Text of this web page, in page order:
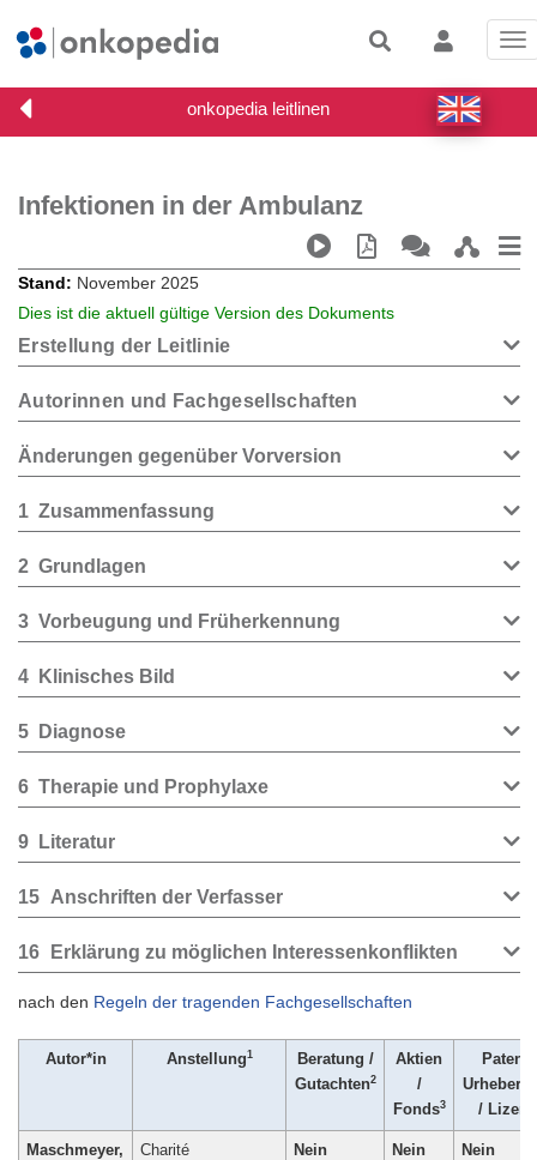
Infektionen in der Ambulanz
Stand
November 2025
Dies ist die aktuell gültige Version des Dokuments
Erstellung der Leitlinie
Autorinnen und Fachgesellschaften
Änderungen gegenüber Vorversion
1 Zusammenfassung
2 Grundlagen
3 Vorbeugung und Früherkennung
4 Klinisches Bild
5 Diagnose
6 Therapie und Prophylaxe
9 Literatur
15 Anschriften der Verfasser
16 Erklärung zu möglichen Interessenkonflikten
nach den Regeln der tragenden Fachgesellschaften
Autor*in Anstellung1
Beratung /
Gutachten2
Aktien
/
Fonds3
Patent /
/ Lizenz
Maschmeyer,
Charité
Nein Nein Nein